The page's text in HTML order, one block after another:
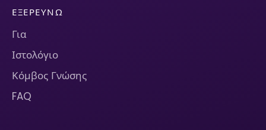
ΕΞΕΡΕΥΝΏ
Για
Ιστολόγιο
Κόμβος Γνώσης
FAQ